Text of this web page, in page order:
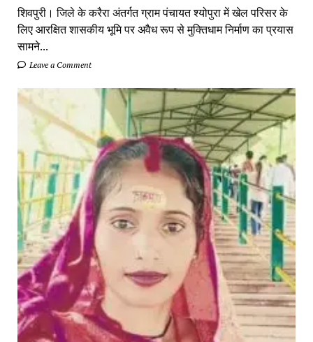
शिवपुरी। जिले के करैरा अंतर्गत ग्राम पंचायत श्योपुरा में खेल परिसर के
लिए आरक्षित शासकीय भूमि पर अवैध रूप से मुक्तिधाम निर्माण का प्रयास
सामने...
Leave a Comment